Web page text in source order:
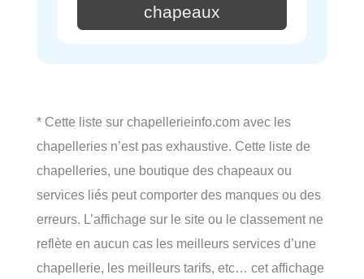
chapeaux
* Cette liste sur chapellerieinfo.com avec les
chapelleries n’est pas exhaustive. Cette liste de
chapelleries, une boutique des chapeaux ou
services liés peut comporter des manques ou des
erreurs. L’affichage sur le site ou le classement ne
reflète en aucun cas les meilleurs services d’une
chapellerie, les meilleurs tarifs, etc… cet affichage